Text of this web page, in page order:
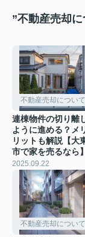
”不動産売却
不動産売却につい
連棟物件の切り離
ように進める？メ
リットも解説【大
市で家を売るなら】
2025.09.22
不動産売却につい